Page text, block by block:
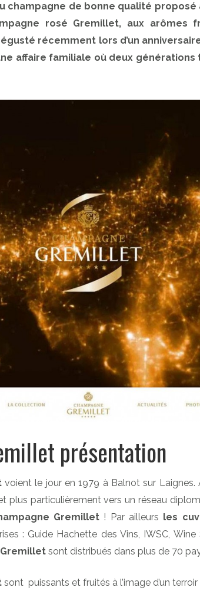
champagne de bonne qualité proposé
rosé Gremillet, aux arômes
récemment lors d’un
affaire familiale où deux
présentation
voient le jour en 1979 à Balnot sur Laignes.
plus particulièrement vers un réseau
Gremillet! Par ailleurs les
: Guide Hachette des Vins, IWSC,
sont distribués dans plus de 70
sont puissants et fruités à l’image d’un